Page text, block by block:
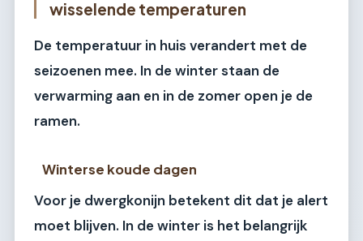
wisselende temperaturen
De temperatuur in huis verandert met de
seizoenen mee. In de winter staan de
verwarming aan en in de zomer open je de
ramen.
Winterse koude dagen
Voor je dwergkonijn betekent dit dat je alert
moet blijven. In de winter is het belangrijk